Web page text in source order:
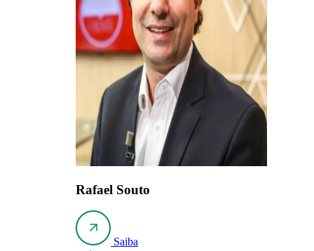
Rafael Souto
Saiba